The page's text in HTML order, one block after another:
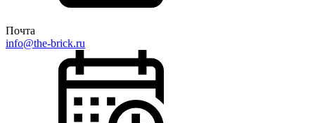
Почта
info@the-brick.ru